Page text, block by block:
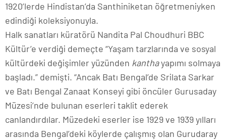
1920’lerde Hindistan’da Santhiniketan öğretmeniyken
edindiği koleksiyonuyla.
Halk sanatları küratörü Nandita Pal Choudhuri BBC
Kültür’e verdiği demeçte “Yaşam tarzlarında ve sosyal
kültürdeki değişimler yüzünden kanthayapımı solmaya
başladı.” demişti. “Ancak Batı Bengal’de Srilata Sarkar
ve Batı Bengal Zanaat Konseyi gibi öncüler Gurusaday
Müzesi’nde bulunan eserleri taklit ederek
canlandırdılar. Müzedeki eserler ise 1929 ve 1939 yılları
arasında Bengal’deki köylerde çalışmış olan Gurudaray